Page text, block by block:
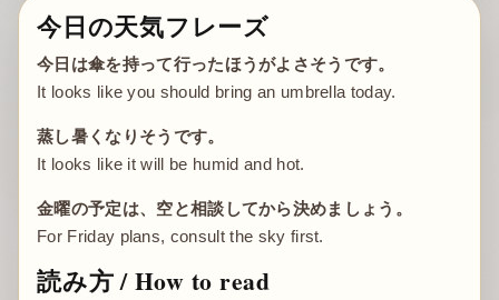
今日の天気フレーズ
今日は傘を持って行ったほうがよさそうです。
It looks like you should bring an umbrella today.
蒸し暑くなりそうです。
It looks like it will be humid and hot.
金曜の予定は、空と相談してから決めましょう。
For Friday plans, consult the sky first.
読み方 / How to read